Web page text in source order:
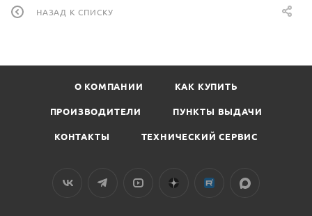
НАЗАД К СПИСКУ
О КОМПАНИИ КАК КУПИТЬ
ПРОИЗВОДИТЕЛИ ПУНКТЫ ВЫДАЧИ
КОНТАКТЫ ТЕХНИЧЕСКИЙ СЕРВИС